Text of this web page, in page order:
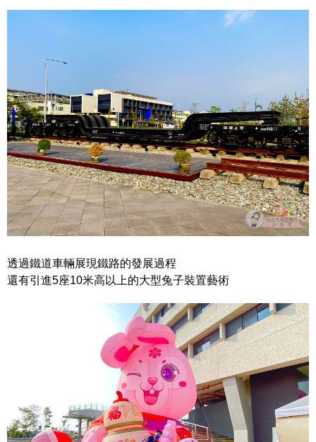
透過鐵道車輛展現鐵路的發展過程
還有引進5座10米高以上的大型兔子裝置藝術